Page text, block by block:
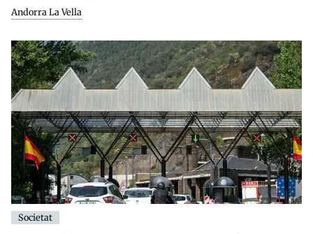
Andorra La Vella
Societat